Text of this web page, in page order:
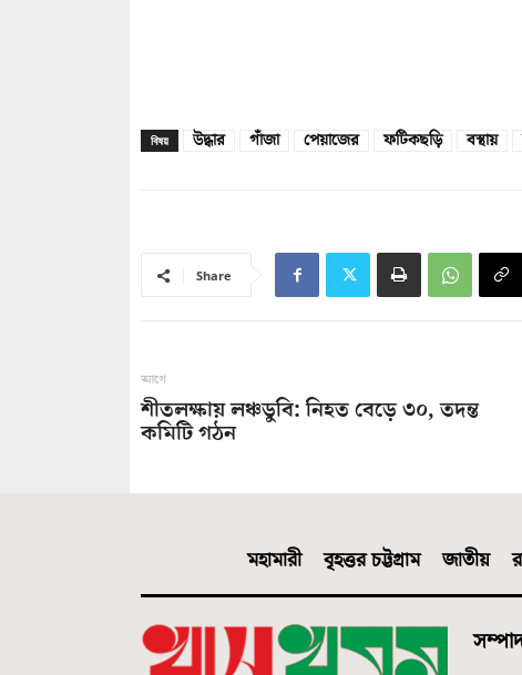
বিষয় উদ্ধার গাঁজা পেয়াজের ফটিকছড়ি বস্থায়
Share
আগে
শীতলক্ষায় লঞ্চডুবি: নিহত বেড়ে ৩০, তদন্ত
কমিটি গঠন
মহামারী বৃহত্তর চট্টগ্রাম জাতীয়